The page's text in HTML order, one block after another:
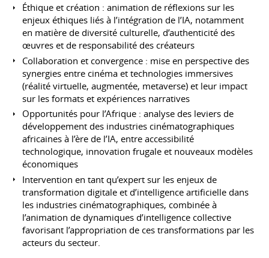
Éthique et création : animation de réflexions sur les
enjeux éthiques liés à l’intégration de l’IA, notamment
en matière de diversité culturelle, d’authenticité des
œuvres et de responsabilité des créateurs
Collaboration et convergence : mise en perspective des
synergies entre cinéma et technologies immersives
(réalité virtuelle, augmentée, metaverse) et leur impact
sur les formats et expériences narratives
Opportunités pour l’Afrique : analyse des leviers de
développement des industries cinématographiques
africaines à l’ère de l’IA, entre accessibilité
technologique, innovation frugale et nouveaux modèles
économiques
Intervention en tant qu’expert sur les enjeux de
transformation digitale et d’intelligence artificielle dans
les industries cinématographiques, combinée à
l’animation de dynamiques d’intelligence collective
favorisant l’appropriation de ces transformations par les
acteurs du secteur.